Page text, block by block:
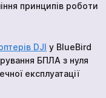
принципів роботи
DJI у BlueBird
БПЛА з нуля
експлуатації